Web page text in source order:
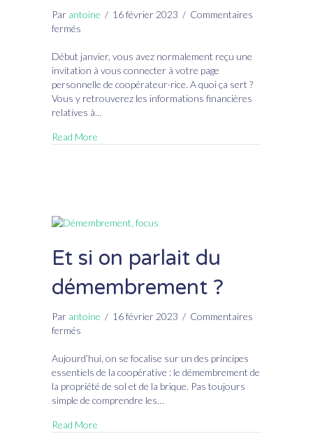
Par antoine / 16 février 2023 / Commentaires
fermés
:
votre
accès
personnel
à
données
Début janvier, vous avez normalement reçu une
invitation à vous connecter à votre page
personnelle de coopérateur·rice. A quoi ça sert ?
Vous y retrouverez les informations financières
relatives à…
Read More
Et si on parlait du
démembrement ?
Par antoine / 16 février 2023 / Commentaires
fermés
si
on
parlait
du
?
Aujourd’hui, on se focalise sur un des principes
essentiels de la coopérative : le démembrement de
la propriété de sol et de la brique. Pas toujours
simple de comprendre les…
Read More